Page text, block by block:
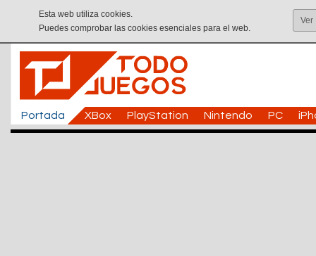
Esta web utiliza cookies.
Puedes comprobar las cookies esenciales para el web.
Ver
Portada XBox PlayStation Nintendo PC